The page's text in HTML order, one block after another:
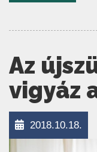
Az
vigyáz
2018.10.18.